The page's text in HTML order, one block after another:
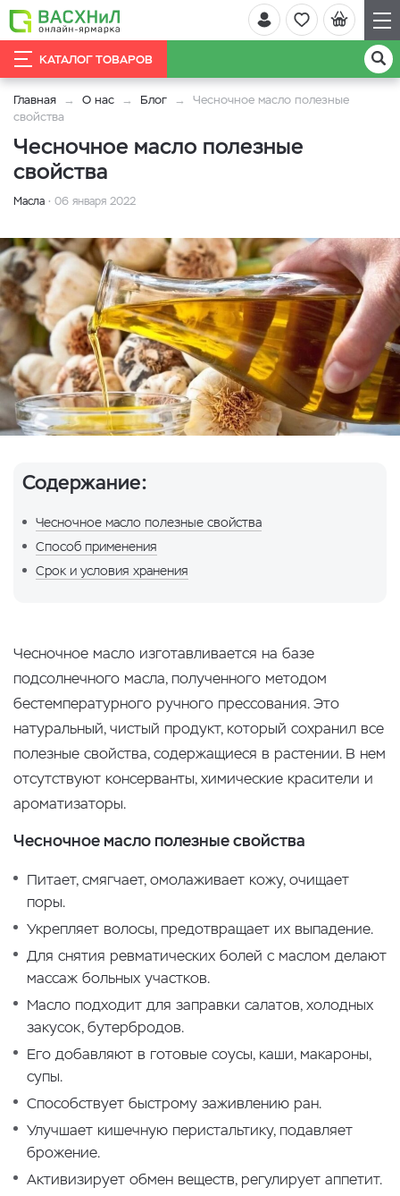
КАТАЛОГ ТОВАРОВ
Главная О нас Блог
Чесночное масло полезные
свойства
Чесночное масло полезные
свойства
Масла 06 января 2022
Содержание:
Чесночное масло полезные свойства
Способ применения
Срок и условия хранения
Чесночное масло изготавливается на базе
подсолнечного масла, полученного методом
бестемпературного ручного прессования. Это
натуральный, чистый продукт, который сохранил все
полезные свойства, содержащиеся в растении. В нем
отсутствуют консерванты, химические красители и
ароматизаторы.
Чесночное масло полезные свойства
Питает, смягчает, омолаживает кожу, очищает
поры.
Укрепляет волосы, предотвращает их выпадение.
Для снятия ревматических болей с маслом делают
массаж больных участков.
Масло подходит для заправки салатов, холодных
закусок, бутербродов.
Его добавляют в готовые соусы, каши, макароны,
супы.
Способствует быстрому заживлению ран.
Улучшает кишечную перистальтику, подавляет
брожение.
Активизирует обмен веществ, регулирует аппетит.